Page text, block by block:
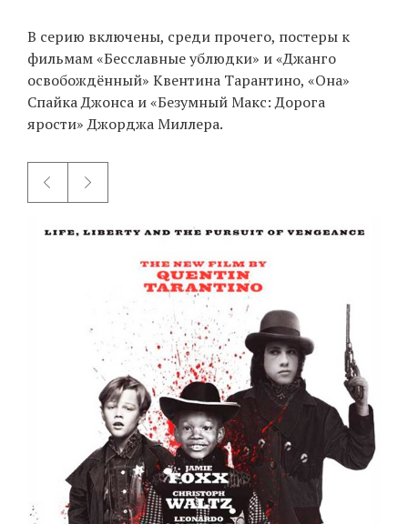
В серию включены, среди прочего, постеры к
фильмам «Бесславные ублюдки» и «Джанго
освобождённый» Квентина Тарантино, «Она»
Спайка Джонса и «Безумный Макс: Дорога
ярости» Джорджа Миллера.